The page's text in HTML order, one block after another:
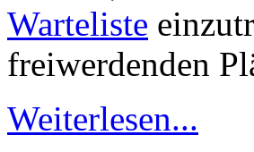
Warteliste
freiwerdenden
Weiterlesen...